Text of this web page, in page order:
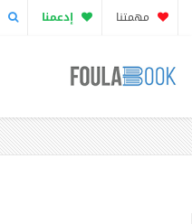
مهمتنا إدعمنا